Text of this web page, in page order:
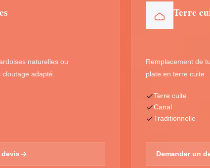
naturelles ou
adapté.
devis
Terre
Remplacement de
plate en terre cuite.
Terre cuite
Canal
Traditionnelle
Demander un